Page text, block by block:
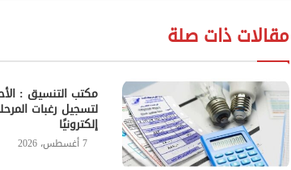
مقالات ذات صلة
مكتب التنسيق :
لتسجيل رغبات
إلكترونيًا
7 أغسطس، 2026